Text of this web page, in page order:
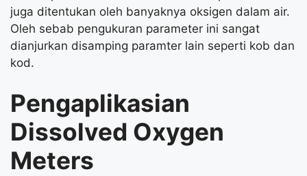
juga ditentukan oleh banyaknya oksigen dalam air.
Oleh sebab pengukuran parameter ini sangat
dianjurkan disamping paramter lain seperti kob dan
kod.
Pengaplikasian
Dissolved Oxygen
Meters